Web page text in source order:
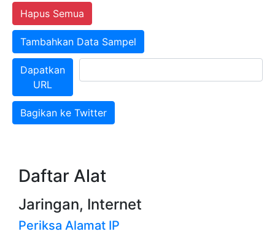
Hapus Semua
Tambahkan Data Sampel
Dapatkan
URL
Bagikan ke Twitter
Daftar Alat
Jaringan, Internet
Periksa Alamat IP